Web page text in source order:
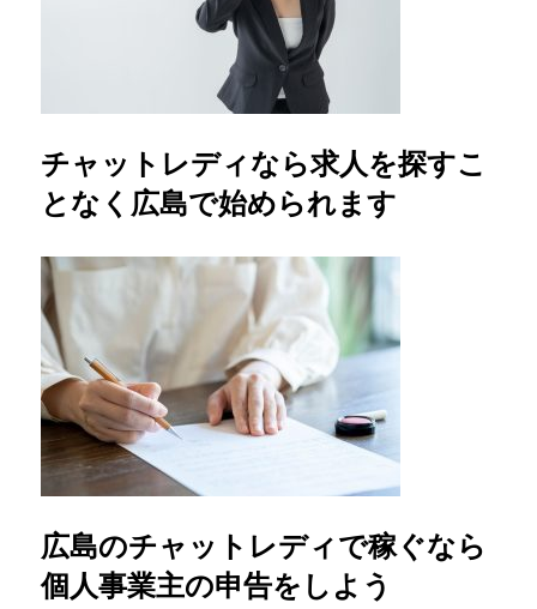
チャットレディなら求人を探すこ
となく広島で始められます
広島のチャットレディで稼ぐなら
個人事業主の申告をしよう